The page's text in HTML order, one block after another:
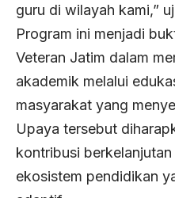
guru di wilayah kami,”
Program ini menjadi
Veteran Jatim dalam
akademik melalui
masyarakat yang
Upaya tersebut
kontribusi
ekosistem pendidikan